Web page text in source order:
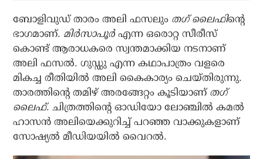
ബോളിവുഡ് താരം അലി ഫസലും തഗ് ലൈഫിന്റെ
ഭാഗമാണ്. മിര്‍സാപൂര്‍എന്ന ഒരൊറ്റ സീരീസ്
കൊണ്ട് ആരാധകരെ സ്വന്തമാക്കിയ നടനാണ്
അലി ഫസല്‍. ഗുഡ്ഡു എന്ന കഥാപാത്രം വളരെ
മികച്ച രീതിയില്‍ അലി കൈകാര്യം ചെയ്തിരുന്നു.
താരത്തിന്റെ തമിഴ് അരങ്ങേറ്റം കൂടിയാണ് തഗ്
ലൈഫ്. ചിത്രത്തിന്റെ ഓഡിയോ ലോഞ്ചില്‍ കമല്‍
ഹാസന്‍ അലിയെക്കുറിച്ച് പറഞ്ഞ വാക്കുകളാണ്
സോഷ്യല്‍ മീഡിയയില്‍ വൈറല്‍.